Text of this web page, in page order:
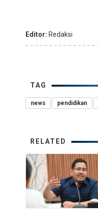
Editor: Redaksi
TAG
news pendidikan
RELATED